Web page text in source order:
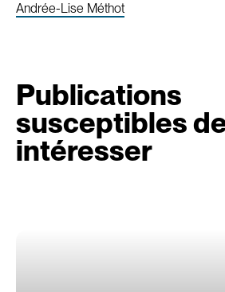
Andrée-Lise Méthot
Publications
susceptibles
intéresser